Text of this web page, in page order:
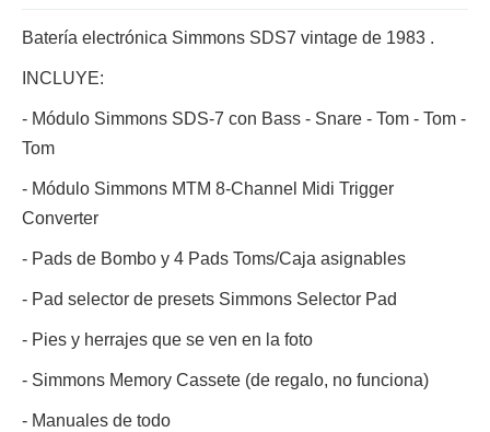
Batería electrónica Simmons SDS7 vintage de 1983 .
INCLUYE:
- Módulo Simmons SDS-7 con Bass - Snare - Tom - Tom -
Tom
- Módulo Simmons MTM 8-Channel Midi Trigger
Converter
- Pads de Bombo y 4 Pads Toms/Caja asignables
- Pad selector de presets Simmons Selector Pad
- Pies y herrajes que se ven en la foto
- Simmons Memory Cassete (de regalo, no funciona)
- Manuales de todo